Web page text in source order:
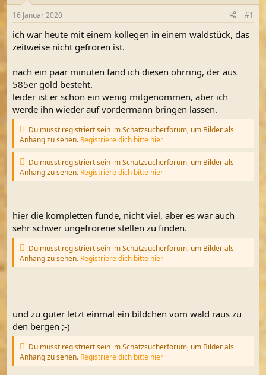
l
e
r
t
a
16 Januar 2020 #1
ich war heute mit einem kollegen in einem waldstück, das
zeitweise nicht gefroren ist.
nach ein paar minuten fand ich diesen ohrring, der aus
585er gold besteht.
leider ist er schon ein wenig mitgenommen, aber ich
werde ihn wieder auf vordermann bringen lassen.
Du musst registriert sein im Schatzsucherforum, um Bilder als
Anhang zu sehen. Registriere dich bitte hier
Du musst registriert sein im Schatzsucherforum, um Bilder als
Anhang zu sehen. Registriere dich bitte hier
hier die kompletten funde, nicht viel, aber es war auch
sehr schwer ungefrorene stellen zu finden.
Du musst registriert sein im Schatzsucherforum, um Bilder als
Anhang zu sehen. Registriere dich bitte hier
und zu guter letzt einmal ein bildchen vom wald raus zu
den bergen ;-)
Du musst registriert sein im Schatzsucherforum, um Bilder als
Anhang zu sehen. Registriere dich bitte hier